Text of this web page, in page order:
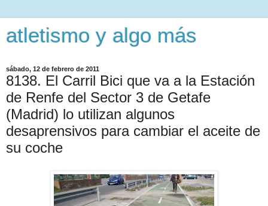
atletismo y algo más
sábado, 12 de febrero de 2011
8138. El Carril Bici que va a la Estación
de Renfe del Sector 3 de Getafe
(Madrid) lo utilizan algunos
desaprensivos para cambiar el aceite de
su coche